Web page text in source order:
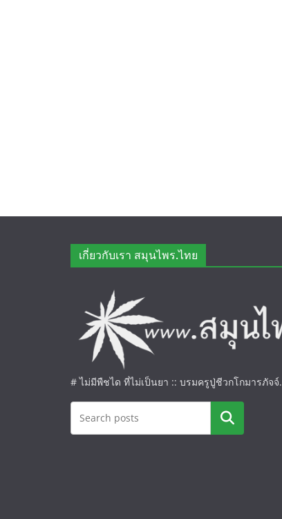
เกี่ยวกับเรา สมุนไพร.ไทย
# ไม่มีพืชได ที่ไม่เป็นยา :: บรมครูปู่ชีวกโกมารภัจจ์.
ค้นหา